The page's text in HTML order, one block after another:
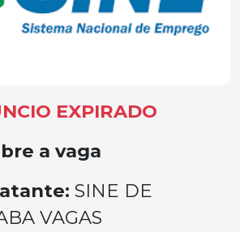
EXPIRADO
a vaga
SINE DE
VAGAS